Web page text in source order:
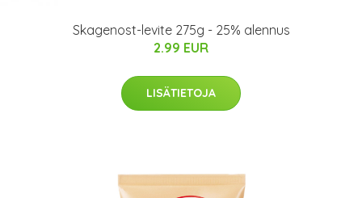
Skagenost-levite 275g - 25% alennus
2.99 EUR
LISÄTIETOJA